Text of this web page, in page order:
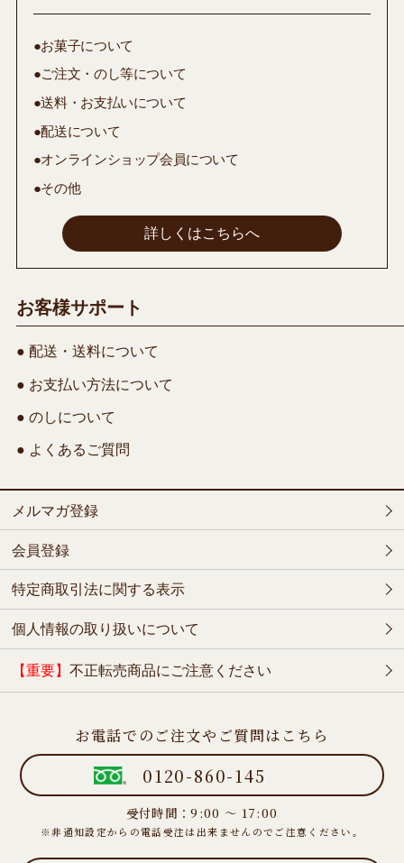
●お菓子について
●ご注文・のし等について
●送料・お支払いについて
●配送について
●オンラインショップ会員について
●その他
詳しくはこちらへ
お客様サポート
● 配送・送料について
● お支払い方法について
● のしについて
● よくあるご質問
メルマガ登録
会員登録
特定商取引法に関する表示
個人情報の取り扱いについて
【重要】不正転売商品にご注意ください
お電話でのご注文やご質問はこちら
0120-860-145
受付時間：9:00 ～ 17:00
※非通知設定からの電話受注は出来ませんのでご注意ください。